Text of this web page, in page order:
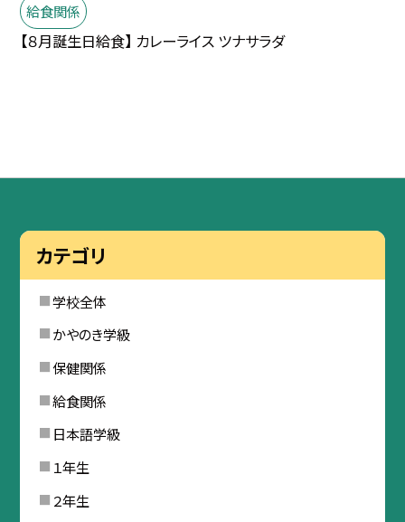
給食関係
【８月誕生日給食】 カレーライス ツナサラダ
カテゴリ
学校全体
かやのき学級
保健関係
給食関係
日本語学級
１年生
２年生